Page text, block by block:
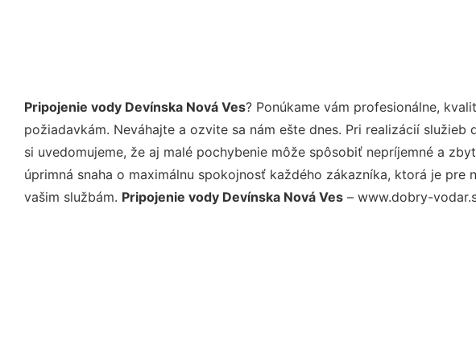
Pripojenie vody Devínska Nová Ves? Ponúkame vám profesionálne,
požiadavkám. Neváhajte a ozvite sa nám ešte dnes. Pri realizácií
si uvedomujeme, že aj malé pochybenie môže spôsobiť nepríjemné a
úprimná snaha o maximálnu spokojnosť každého zákazníka, ktorá je
vašim službám. Pripojenie vody Devínska Nová Ves – www.dobry-